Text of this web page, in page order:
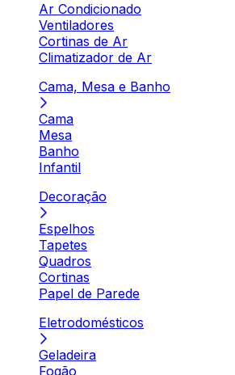
Ar Condicionado
Ventiladores
Cortinas de Ar
Climatizador de Ar
Cama, Mesa e Banho
Cama
Mesa
Banho
Infantil
Decoração
Espelhos
Tapetes
Quadros
Cortinas
Papel de Parede
Eletrodomésticos
Geladeira
Fogão